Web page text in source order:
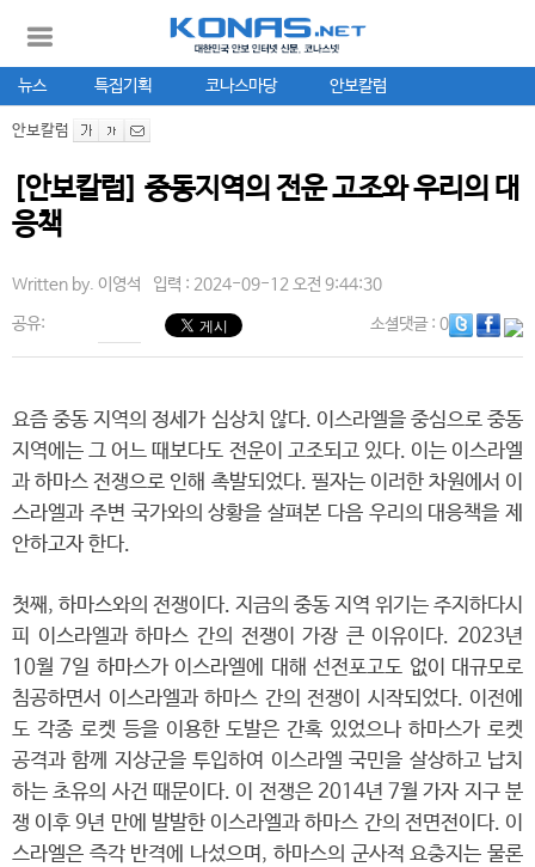
뉴스 특집기획 코나스마당 안보칼럼
안보칼럼
[안보칼럼] 중동지역의 전운 고조와 우리의 대
응책
Written by. 이영석 입력 : 2024-09-12 오전 9:44:30
공유: 소셜댓글: 0
요즘 중동 지역의 정세가 심상치 않다. 이스라엘을 중심으로 중동
지역에는 그 어느 때보다도 전운이 고조되고 있다. 이는 이스라엘
과 하마스 전쟁으로 인해 촉발되었다. 필자는 이러한 차원에서 이
스라엘과 주변 국가와의 상황을 살펴본 다음 우리의 대응책을 제
안하고자 한다.
첫째, 하마스와의 전쟁이다. 지금의 중동 지역 위기는 주지하다시
피 이스라엘과 하마스 간의 전쟁이 가장 큰 이유이다. 2023년
10월 7일 하마스가 이스라엘에 대해 선전포고도 없이 대규모로
침공하면서 이스라엘과 하마스 간의 전쟁이 시작되었다. 이전에
도 각종 로켓 등을 이용한 도발은 간혹 있었으나 하마스가 로켓
공격과 함께 지상군을 투입하여 이스라엘 국민을 살상하고 납치
하는 초유의 사건 때문이다. 이 전쟁은 2014년 7월 가자 지구 분
쟁 이후 9년 만에 발발한 이스라엘과 하마스 간의 전면전이다. 이
스라엘은 즉각 반격에 나섰으며, 하마스의 군사적 요충지는 물론